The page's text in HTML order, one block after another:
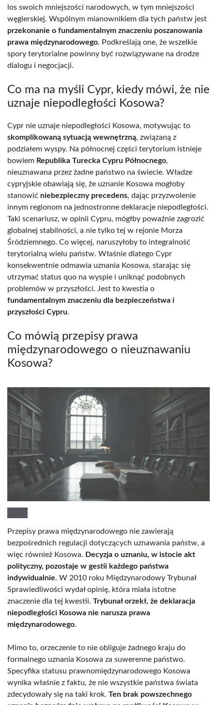
los swoich mniejszości narodowych, w tym mniejszości
węgierskiej. Wspólnym mianownikiem dla tych państw jest
przekonanie o fundamentalnym znaczeniu poszanowania
prawa międzynarodowego. Podkreślają one, że wszelkie
spory terytorialne powinny być rozwiązywane na drodze
dialogu i negocjacji.
Co ma na myśli Cypr, kiedy mówi, że nie
uznaje niepodległości Kosowa?
Cypr nie uznaje niepodległości Kosowa, motywując to
skomplikowaną sytuacją wewnętrzną, związaną z
podziałem wyspy. Na północnej części terytorium istnieje
bowiem Republika Turecka Cypru Północnego,
nieuznawana przez żadne państwo na świecie. Władze
cypryjskie obawiają się, że uznanie Kosowa mogłoby
stanowić niebezpieczny precedens, dając przyzwolenie
innym regionom na jednostronne deklaracje niepodległości.
Taki scenariusz, w opinii Cypru, mógłby poważnie zagrozić
globalnej stabilności, a nie tylko tej w rejonie Morza
Śródziemnego. Co więcej, naruszyłoby to integralność
terytorialną wielu państw. Właśnie dlatego Cypr
konsekwentnie odmawia uznania Kosowa, starając się
utrzymać status quo na wyspie i uniknąć podobnych
problemów w przyszłości. Jest to kwestia o
fundamentalnym znaczeniu dla bezpieczeństwa i
przyszłości Cypru.
Co mówią przepisy prawa
międzynarodowego o nieuznawaniu
Kosowa?
Przepisy prawa międzynarodowego nie zawierają
bezpośrednich regulacji dotyczących uznawania państw, a
więc również Kosowa. Decyzja o uznaniu, w istocie akt
polityczny, pozostaje w gestii każdego państwa
indywidualnie. W 2010 roku Międzynarodowy Trybunał
Sprawiedliwości wydał opinię, która miała istotne
znaczenie dla tej kwestii. Trybunał orzekł, że deklaracja
niepodległości Kosowa nie narusza prawa
międzynarodowego.
Mimo to, orzeczenie to nie obliguje żadnego kraju do
formalnego uznania Kosowa za suwerenne państwo.
Specyfika statusu prawnomiędzynarodowego Kosowa
wynika właśnie z faktu, że nie wszystkie państwa świata
zdecydowały się na taki krok. Ten brak powszechnego